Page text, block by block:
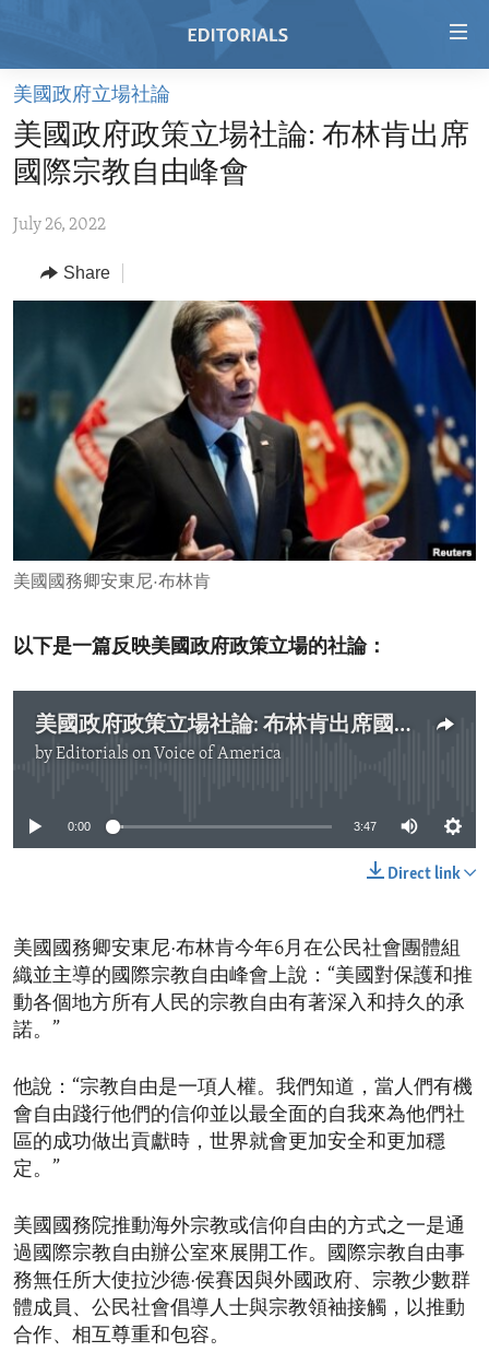
Skip
main
content
to
Navigation
Skip
HOME
VIDEO
REGIONS
AFRICA
EUROPE
MIDDLE EAST
TOPICS
HUMAN RIGHTS
SECURITY AND DEFENSE
AID AND DEVELOPMENT
DEMOCRACY AND GOVERNANCE
ECONOMY AND TRADE
ENVIRONMENT AND HEALTH
IDEALS AND INSTITUTIONS
FOLLOW US
美國政府立場社論
美國政府政策立場社論: 布林肯出席
國際宗教自由峰會
July 26, 2022
Share
美國國務卿安東尼·布林肯
以下是一篇反映美國政府政策立場的社論：
美國政府政策立場社論: 布林肯出席國際宗教自由峰會
byEditorials on Voice of America
0:00 3:47
Direct link
美國國務卿安東尼·布林肯今年6月在公民社會團體組
織並主導的國際宗教自由峰會上說：“美國對保護和推
動各個地方所有人民的宗教自由有著深入和持久的承
諾。”
他說：“宗教自由是一項人權。我們知道，當人們有機
會自由踐行他們的信仰並以最全面的自我來為他們社
區的成功做出貢獻時，世界就會更加安全和更加穩
定。”
美國國務院推動海外宗教或信仰自由的方式之一是通
過國際宗教自由辦公室來展開工作。國際宗教自由事
務無任所大使拉沙德·侯賽因與外國政府、宗教少數群
體成員、公民社會倡導人士與宗教領袖接觸，以推動
合作、相互尊重和包容。